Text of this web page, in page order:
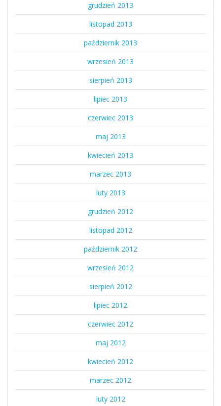
grudzień 2013
listopad 2013
październik 2013
wrzesień 2013
sierpień 2013
lipiec 2013
czerwiec 2013
maj 2013
kwiecień 2013
marzec 2013
luty 2013
grudzień 2012
listopad 2012
październik 2012
wrzesień 2012
sierpień 2012
lipiec 2012
czerwiec 2012
maj 2012
kwiecień 2012
marzec 2012
luty 2012